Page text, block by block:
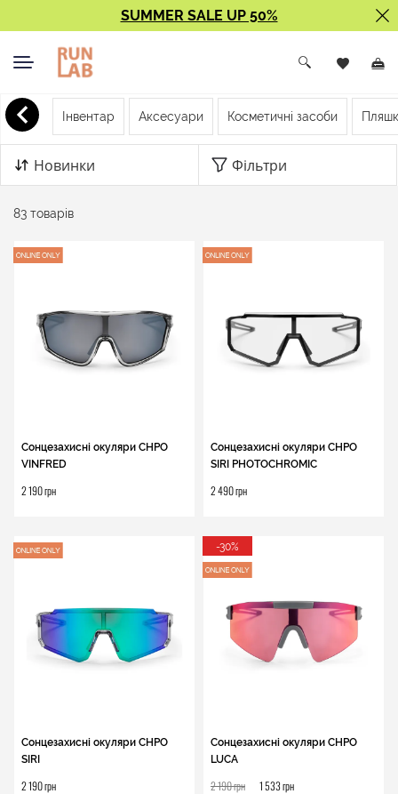
SUMMER SALE UP 50%
< Назад
Сонцезахисні окуляри
Інвентар Аксесуари Косметичні засоби
Новинки Фільтри
83 товарів
Сонцезахисні окуляри CHPO
VINFRED
2 190 грн
Сонцезахисні окуляри CHPO
SIRI PHOTOCHROMIC
2 490 грн
Сонцезахисні окуляри CHPO
SIRI
2 190 грн
-30%
Сонцезахисні окуляри CHPO
LUCA
1 533 грн
2 190 грн